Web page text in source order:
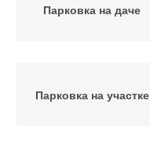
Парковка на даче
Парковка на участке